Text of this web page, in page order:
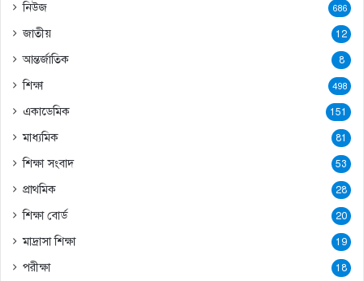
নিউজ 686
জাতীয় 12
আন্তর্জাতিক 8
শিক্ষা 498
একাডেমিক 151
মাধ্যমিক 81
শিক্ষা সংবাদ 53
প্রাথমিক 28
শিক্ষা বোর্ড 20
মাদ্রাসা শিক্ষা 19
পরীক্ষা 18